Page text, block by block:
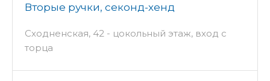
Вторые ручки, секонд-хенд
Сходненская, 42 - цокольный этаж, вход с
торца